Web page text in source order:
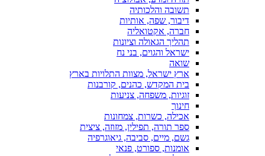
תשובה והלכותיה
דיבור, שפה, אותיות
חברה, אקטואליה
תהליך הגאולה וציונות
ישראל והגוים, בני נח
שואה
ארץ ישראל, מצוות התלויות בארץ
בית המקדש, כהנים, קורבנות
זוגיות, משפחה, צניעות
חינוך
אכילה, כשרות, צמחונות
ספר תורה, תפילין, מזוזה, ציצית
גשם, מיים, סביבה, גיאוגרפיה
אומנות, ספורט, פנאי